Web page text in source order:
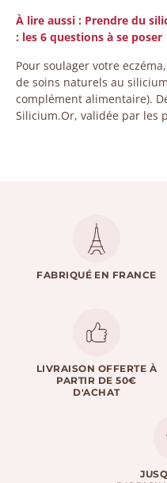
À lire aussi : Prendre du
: les 6 questions à se poser
Pour soulager votre
de soins naturels au
complément alimentaire).
Silicium.Or, validée par les
FABRIQUÉ EN FRANCE
LIVRAISON OFFERTE À
PARTIR DE 50€
D'ACHAT